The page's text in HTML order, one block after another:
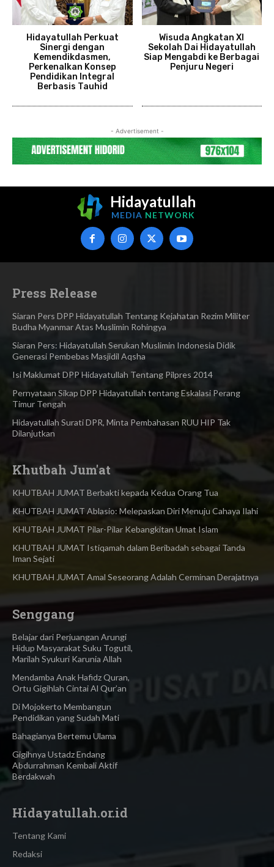
Hidayatullah Perkuat
Sinergi dengan
Kemendikdasmen,
Perkenalkan Konsep
Pendidikan Integral
Berbasis Tauhid
Wisuda Angkatan XI
Sekolah Dai Hidayatullah
Siap Mengabdi ke Berbagai
Penjuru Negeri
- Advertisement -
Hidayatullah
MEDIA NETWORK
Press Release
Siaran Pers DPP Hidayatullah Tentang Kejahatan Rezim Militer
Budha Myanmar Atas Muslimin Rohingya​
Siaran Pers: Hidayatullah Serukan Muslimin Indonesia Didik
Generasi Pembebas Masjidil Aqsha
Isi Maklumat DPP Hidayatullah Tentang Pilpres 2014
Pernyataan Sikap DPP Hidayatullah tentang Eskalasi Perang
Timur Tengah
Hidayatullah Surati DPR, Minta Pembahasan RUU HIP Tak
Dilanjutkan
Khutbah Jum'at
KHUTBAH JUMAT Berbakti kepada Kedua Orang Tua
KHUTBAH JUMAT Ablasio: Melepaskan Diri Menuju Cahaya Ilahi
KHUTBAH JUMAT Pilar-Pilar Kebangkitan Umat Islam
KHUTBAH JUMAT Istiqamah dalam Beribadah sebagai Tanda
Iman Sejati
KHUTBAH JUMAT Amal Seseorang Adalah Cerminan Derajatnya
Senggang
Belajar dari Perjuangan Arungi
Hidup Masyarakat Suku Togutil,
Marilah Syukuri Karunia Allah
Mendamba Anak Hafidz Quran,
Ortu Gigihlah Cintai Al Qur’an
Di Mojokerto Membangun
Pendidikan yang Sudah Mati
Bahagianya Bertemu Ulama
Gigihnya Ustadz Endang
Abdurrahman Kembali Aktif
Berdakwah
Hidayatullah.or.id
Tentang Kami
Redaksi